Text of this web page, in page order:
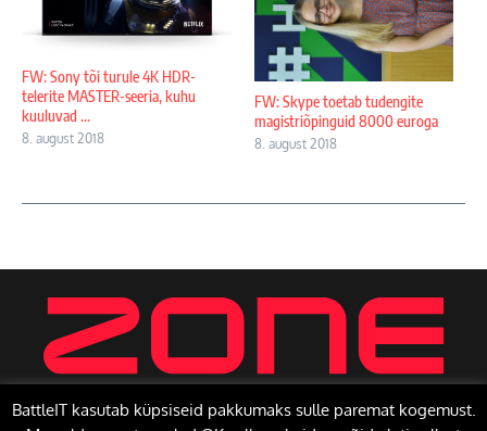
FW: Sony tõi turule 4K HDR-
telerite MASTER-seeria, kuhu
kuuluvad ...
8. august 2018
FW: Skype toetab tudengite
magistriõpinguid 8000 euroga
8. august 2018
BattleIT kasutab küpsiseid pakkumaks sulle paremat kogemust.